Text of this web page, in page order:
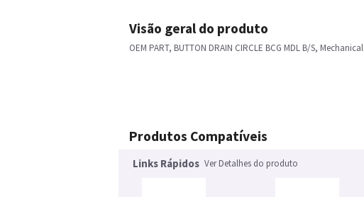
Visão geral do produto
OEM PART, BUTTON DRAIN CIRCLE BCG MDL B/S, Mechanical
Produtos Compatíveis
Links Rápidos Ver Detalhes do produto